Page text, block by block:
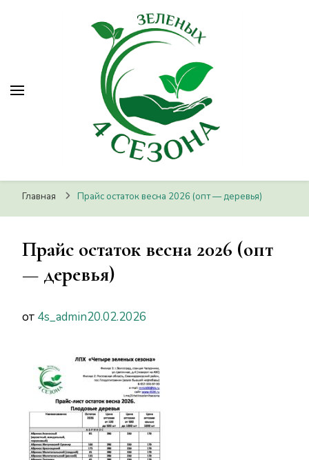
ЛПХ Четыре зеленых сезона
ЛПХ Четыре зеленых
сезона
Питомник растений, г.Волгоград
Главная Прайс остаток весна 2026 (опт — деревья)
Прайс остаток весна 2026 (опт
— деревья)
от 4s_admin20.02.2026